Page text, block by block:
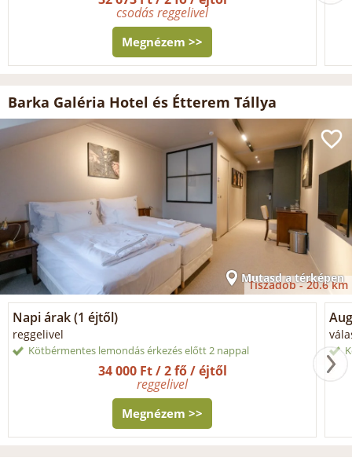
csodás reggelivel
Megnézem >>
Barka Galéria Hotel és Étterem Tállya
Mutasd a térképen
Tiszadob -20.6 km
Napi árak (1 éjtől)
reggelivel
Kötbérmentes lemondás érkezés előtt 2 nappal
34 000 Ft / 2 fő / éjtől
reggelivel
Megnézem >>